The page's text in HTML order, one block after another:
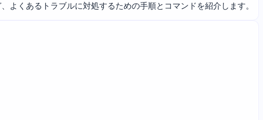
くあるトラブルに対処するための手順とコマンドを紹介します。